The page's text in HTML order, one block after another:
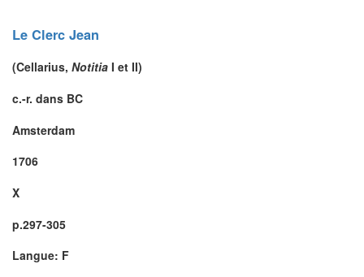
Le Clerc Jean
(Cellarius, Notitia I et II)
c.-r. dans BC
Amsterdam
1706
X
p.297-305
Langue: F